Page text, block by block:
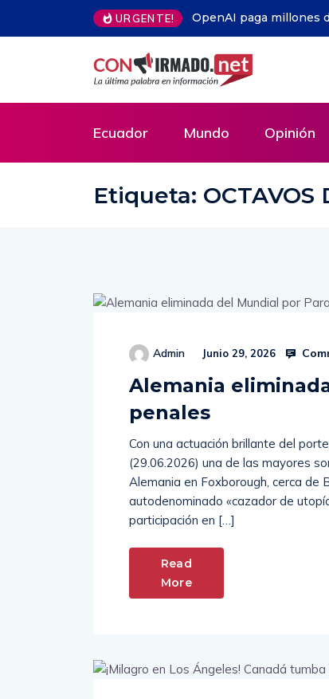
URGENTE!
a trabajadores de EE.UU.HRW acusa a Israel de
el Líbano
Ecuador Mundo Opinión
Etiqueta: OCTAVOS
Admin Junio 29, 2026
Alemania
penales
Con una actuación brillante del
(29.06.2026) una de las mayores
Alemania en Foxborough, cerca de
autodenominado «cazador de
participación en […]
Read
More